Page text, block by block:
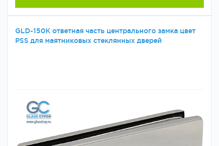
GLD-150K ответная часть центрального замка цвет
PSS для маятниковых стеклянных дверей